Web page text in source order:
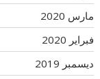
مارس 2020
فبراير 2020
ديسمبر 2019